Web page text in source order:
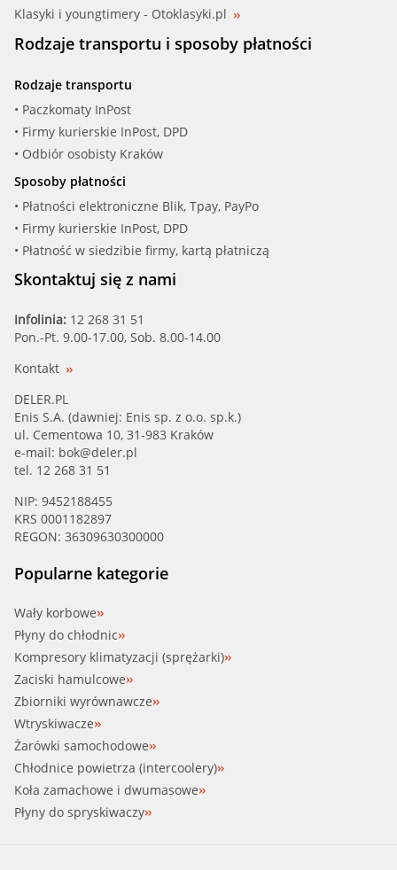
BIRTH (8425)
BSG (BSG 90-551-004)
BUGIAD (BSP20394)
CALORSTAT (RC0028)
CAUTEX (95.4145)
FARE SA (2361)
FARE SA (2400)
FIRST LINE (FRC105)
GATES (RC211)
IMPERGOM (44104)
IMPERGOM (44106)
IMPERGOM (44107)
IMPERGOM (44108)
IMPERGOM (44188)
IMPERGOM (44189)
IMPERGOM (44222)
Klasyki i youngtimery - Otoklasyki.pl
Rodzaje transportu i sposoby płatności
Rodzaje transportu
• Paczkomaty InPost
• Firmy kurierskie InPost, DPD
• Odbiór osobisty Kraków
Sposoby płatności
• Płatności elektroniczne Blik, Tpay, PayPo
• Firmy kurierskie InPost, DPD
• Płatność w siedzibie firmy, kartą płatniczą
Skontaktuj się z nami
Infolinia: 12 268 31 51
Pon.-Pt. 9.00-17.00, Sob. 8.00-14.00
Kontakt
DELER.PL
Enis S.A. (dawniej: Enis sp. z o.o. sp.k.)
ul. Cementowa 10, 31-983 Kraków
e-mail: bok@deler.pl
tel. 12 268 31 51
NIP: 9452188455
KRS 0001182897
REGON: 36309630300000
Popularne kategorie
Wały korbowe
Płyny do chłodnic
Kompresory klimatyzacji (sprężarki)
Zaciski hamulcowe
Zbiorniki wyrównawcze
Wtryskiwacze
Żarówki samochodowe
Chłodnice powietrza (intercoolery)
Koła zamachowe i dwumasowe
Płyny do spryskiwaczy